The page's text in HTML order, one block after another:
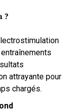
?
attrayante pour
chargés.